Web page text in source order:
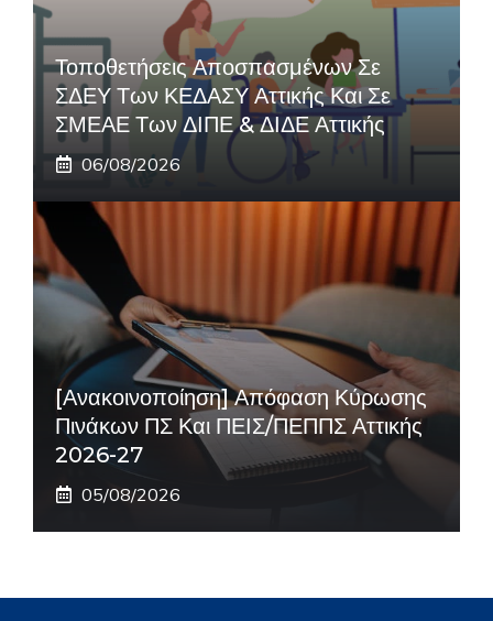
Τοποθετήσεις Αποσπασμένων Σε
ΣΔΕΥ Των ΚΕΔΑΣΥ Αττικής Και Σε
ΣΜΕΑΕ Των ΔΙΠΕ & ΔΙΔΕ Αττικής
06/08/2026
[Ανακοινοποίηση] Απόφαση Κύρωσης
Πινάκων ΠΣ Και ΠΕΙΣ/ΠΕΠΠΣ Αττικής
2026-27
05/08/2026